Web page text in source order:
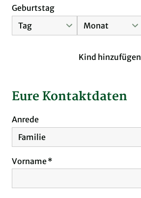
Geburtstag
Kind hinzufügen
Eure Kontaktdaten
Anrede
Vorname